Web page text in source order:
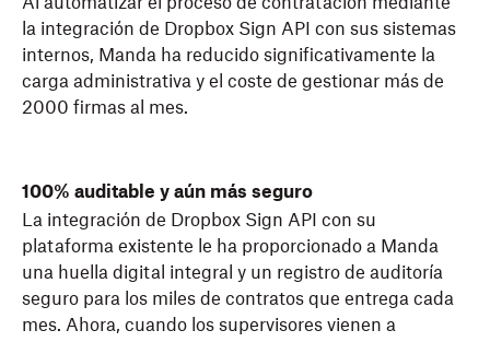
la integración de Dropbox Sign API con sus sistemas
internos, Manda ha reducido significativamente la
carga administrativa y el coste de gestionar más de
2000 firmas al mes.
100% auditable y aún más seguro
La integración de Dropbox Sign API con su
plataforma existente le ha proporcionado a Manda
una huella digital integral y un registro de auditoría
seguro para los miles de contratos que entrega cada
mes. Ahora, cuando los supervisores vienen a